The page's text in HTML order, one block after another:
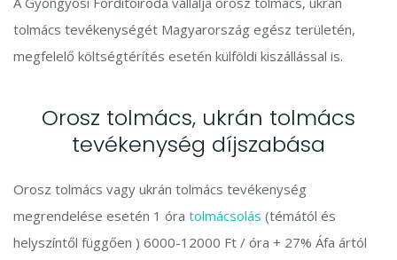
tolmács tevékenységét Magyarország egész területén,
megfelelő költségtérítés esetén külföldi kiszállással is.
Orosz tolmács, ukrán tolmács
tevékenység díjszabása
Orosz tolmács vagy ukrán tolmács tevékenység
megrendelése esetén 1 óra tolmácsolás (témától és
helyszíntől függően ) 6000-12000 Ft / óra + 27% Áfa ártól